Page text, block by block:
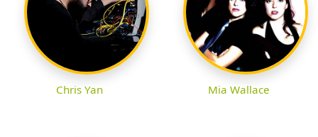
Chris Yan Mia Wallace